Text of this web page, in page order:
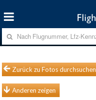
Zurück zu Fotos durchsuchen
Anderen zeigen